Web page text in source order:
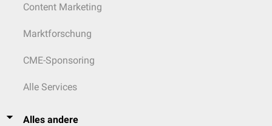
Content Marketing
Marktforschung
CME-Sponsoring
Alle Services
Alles andere